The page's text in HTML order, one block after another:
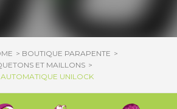
BOUTIQUE PARAPENTE
ET MAILLONS
UNILOCK